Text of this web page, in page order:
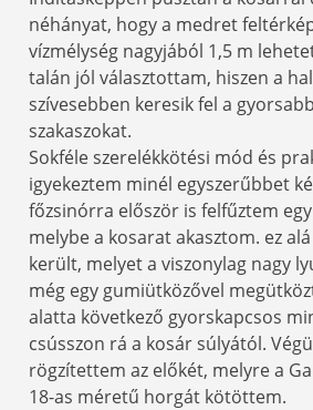
néhányat, hogy a medret
vízmélység nagyjából 1,5 m
talán jól választottam, hiszen a
szívesebben keresik fel a
szakaszokat.
Sokféle szerelékkötési mód és
igyekeztem minél egyszerűbbet
főzsinórra először is felfűztem
melybe a kosarat akasztom. ez
került, melyet a viszonylag nagy
még egy gumiütközővel
alatta következő gyorskapcsos
csússzon rá a kosár súlyától.
rögzítettem az előkét, melyre a
18-as méretű horgát kötöttem.